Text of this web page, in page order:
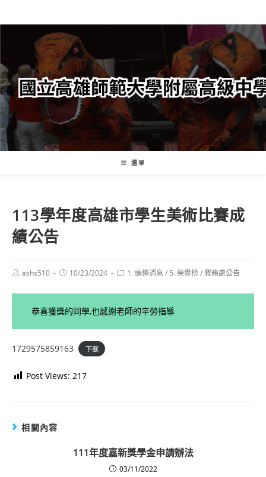
轉
要
內
容
選單
113學年度高雄市學生美術比賽成
績公告
Postashs510
Post10/23/2024
Post1. 頭條消息 / 5. 榮譽榜/教務處公告
恭喜獲獎的同學,也感謝老師的辛勞指導
1729575859163 下載
Post Views: 217
相關內容
111年度嘉新獎學金申請辦法
03/11/2022